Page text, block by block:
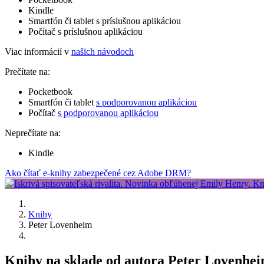
Kindle
Smartfón či tablet s príslušnou aplikáciou
Počítač s príslušnou aplikáciou
Viac informácií v našich návodoch
Prečítate na:
Pocketbook
Smartfón či tablet s podporovanou aplikáciou
Počítač s podporovanou aplikáciou
Neprečítate na:
Kindle
Ako čítať e-knihy zabezpečené cez Adobe DRM?
Knihy
Peter Lovenheim
Knihy na sklade od autora Peter